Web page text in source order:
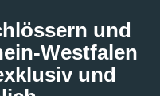
und
Westfalen
und